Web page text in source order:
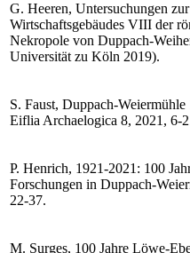
G. Heeren, Untersuchungen
Wirtschaftsgebäudes VIII der
Nekropole von Duppach-
Universität zu Köln 2019).
S. Faust, Duppach-
Eiflia Archaelogica 8, 2021, 6-
P. Henrich, 1921-2021: 100
Forschungen in Duppach-
22-37.
M. Surges, 100 Jahre Löwe-